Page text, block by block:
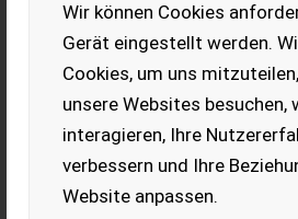
Wir können Cookies
Gerät eingestellt werden.
Cookies, um uns
unsere Websites besuchen,
interagieren, Ihre
verbessern und Ihre
Website anpassen.
starre Deichsel mit Untenanhängung,
Kompressor MEC 5000, Innen- und